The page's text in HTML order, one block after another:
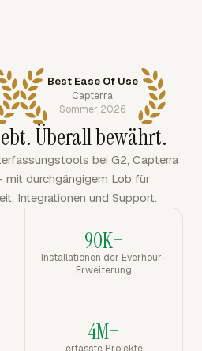
Best Ease Of Use
Capterra
Sommer 2026
Überall bewährt.
bei G2, Capterra
durchgängigem Lob für
Integrationen und Support.
90K+
Installationen der Everhour-
Erweiterung
4M+
erfasste Projekte